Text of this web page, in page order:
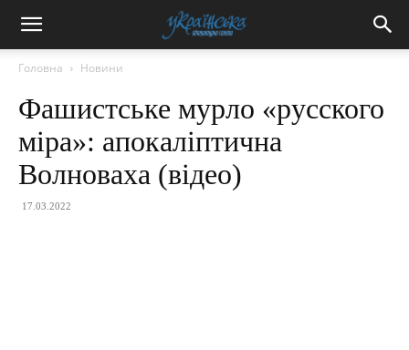
Головна Новини
Фашистське мурло «русского
міра»: апокаліптична
Волноваха (відео)
17.03.2022